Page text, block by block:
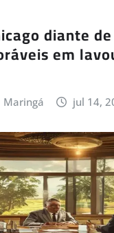
diante de
em
Maringá jul 14,